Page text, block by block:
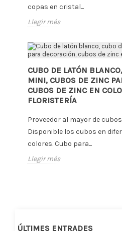
ÚLTIMES ENTRADES
copas en cristal...
Llegir més
CUBO DE LATÓN
MINI, CUBOS DE ZINC
CUBOS DE ZINC EN
FLORISTERÍA
Proveedor al mayor de
Disponible los cubos en
colores. Cubo para...
Llegir més